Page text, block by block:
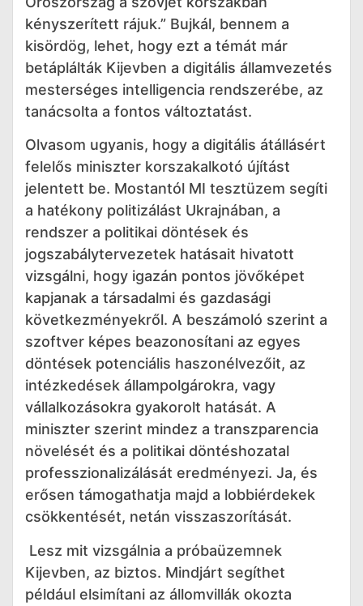
kényszerített rájuk.” Bujkál, bennem a
kisördög, lehet, hogy ezt a témát már
betáplálták Kijevben a digitális államvezetés
mesterséges intelligencia rendszerébe, az
tanácsolta a fontos változtatást.
Olvasom ugyanis, hogy a digitális átállásért
felelős miniszter korszakalkotó újítást
jelentett be. Mostantól MI tesztüzem segíti
a hatékony politizálást Ukrajnában, a
rendszer a politikai döntések és
jogszabálytervezetek hatásait hivatott
vizsgálni, hogy igazán pontos jövőképet
kapjanak a társadalmi és gazdasági
következményekről. A beszámoló szerint a
szoftver képes beazonosítani az egyes
döntések potenciális haszonélvezőit, az
intézkedések állampolgárokra, vagy
vállalkozásokra gyakorolt hatását. A
miniszter szerint mindez a transzparencia
növelését és a politikai döntéshozatal
professzionalizálását eredményezi. Ja, és
erősen támogathatja majd a lobbiérdekek
csökkentését, netán visszaszorítását.
Lesz mit vizsgálnia a próbaüzemnek
Kijevben, az biztos. Mindjárt segíthet
például elsimítani az állomvillák okozta